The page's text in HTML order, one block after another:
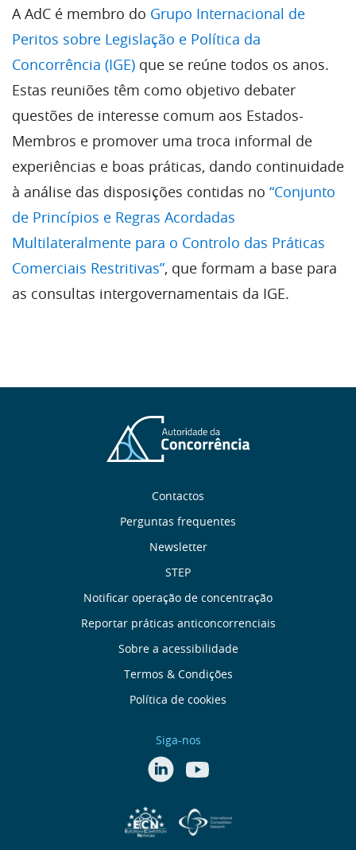
A AdC é membro do Grupo Internacional de
Peritos sobre Legislação e Política da
Concorrência (IGE) que se reúne todos os anos.
Estas reuniões têm como objetivo debater
questões de interesse comum aos Estados-
Membros e promover uma troca informal de
experiências e boas práticas, dando continuidade
à análise das disposições contidas no “Conjunto
de Princípios e Regras Acordadas
Multilateralmente para o Controlo das Práticas
Comerciais Restritivas”, que formam a base para
as consultas intergovernamentais da IGE.
Contactos
Perguntas frequentes
Newsletter
STEP
Notificar operação de concentração
Reportar práticas anticoncorrenciais
Sobre a acessibilidade
Termos & Condições
Política de cookies
Siga-nos